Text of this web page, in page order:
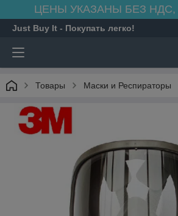
ЦЕНЫ УКАЗАНЫ БЕЗ НДС,
Just Buy It - Покупать легко!
Товары Маски и Респираторы